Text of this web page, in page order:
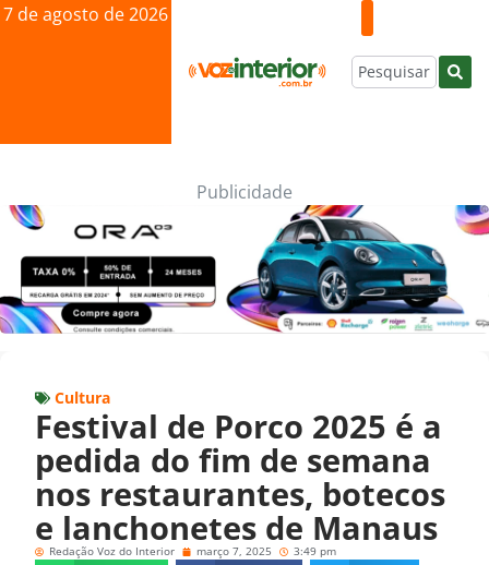
7 de agosto de 2026
Publicidade
Cultura
Festival de Porco 2025 é a
pedida do fim de semana
nos restaurantes, botecos
e lanchonetes de Manaus
Redação Voz do Interior março 7, 2025 3:49 pm